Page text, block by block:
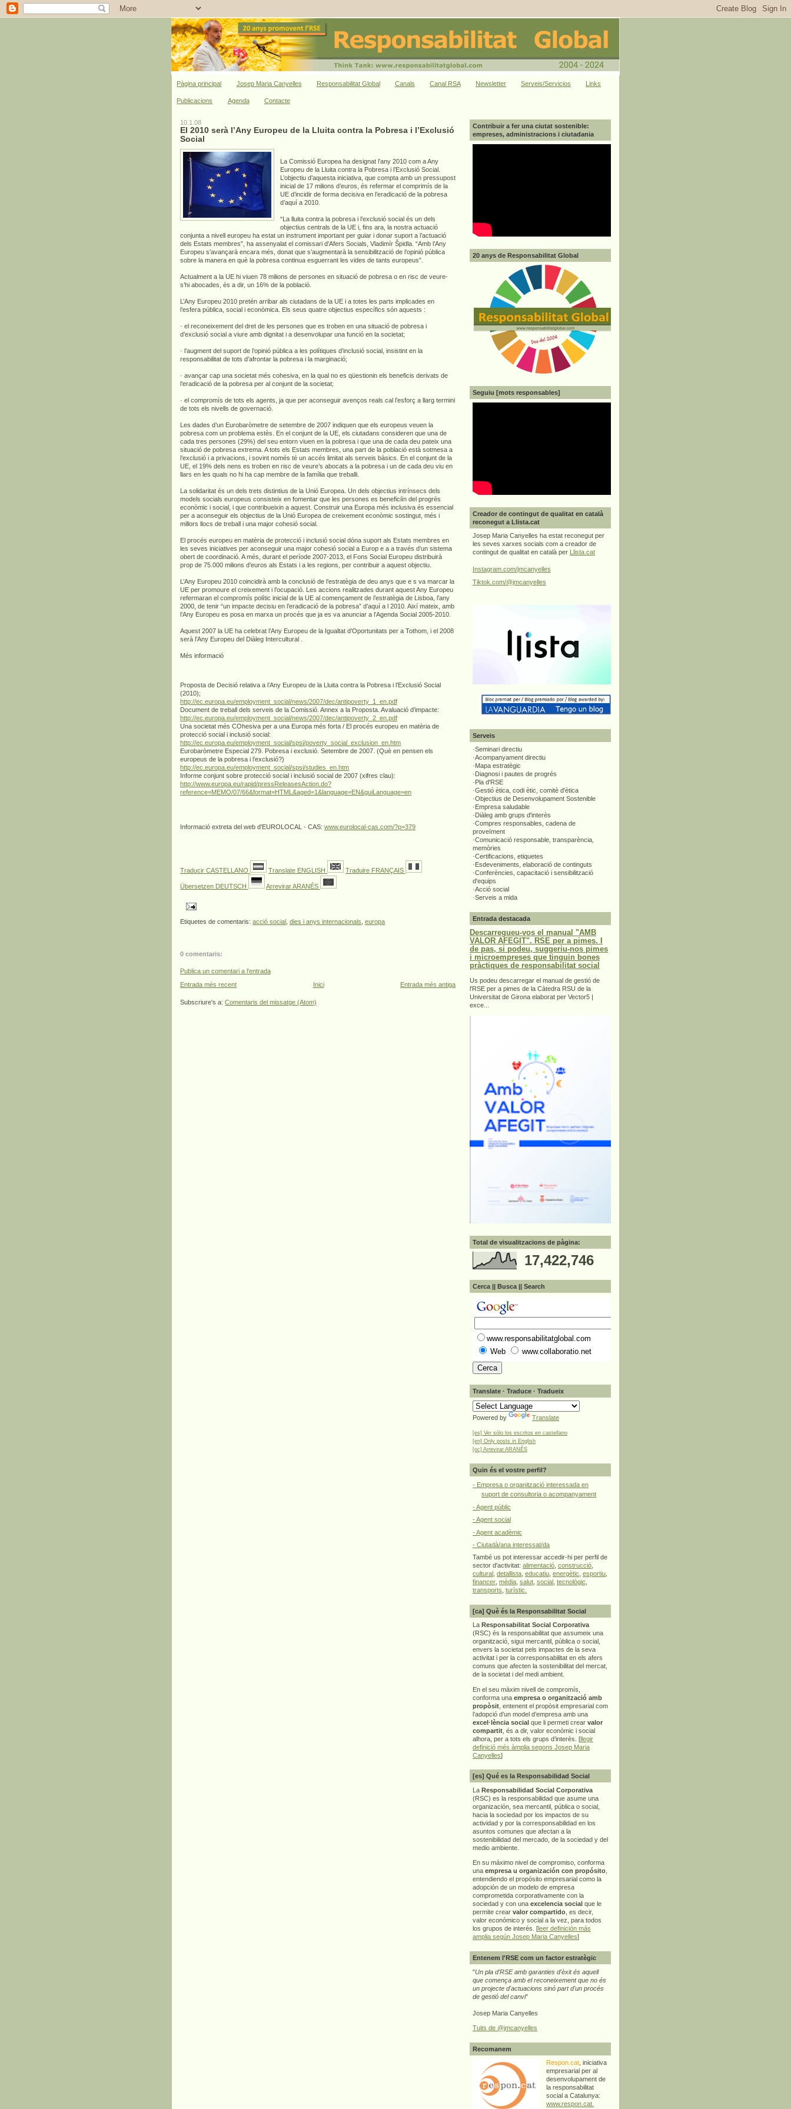
Pàgina principal Josep Maria Canyelles Responsabilitat Global Canals Canal RSA Newsletter Serveis/Servicios Links
Publicacions Agenda Contacte
10.1.08
El 2010 serà l’Any Europeu de la Lluita contra la Pobresa i l’Exclusió
Social
La Comissió Europea ha designat l’any 2010 com a Any
Europeu de la Lluita contra la Pobresa i l’Exclusió Social.
L’objectiu d’aquesta iniciativa, que compta amb un pressupost
inicial de 17 milions d’euros, és refermar el comprimís de la
UE d’incidir de forma decisiva en l’eradicació de la pobresa
d’aquí a 2010.
“La lluita contra la pobresa i l’exclusió social és un dels
objectius centrals de la UE i, fins ara, la nostra actuació
conjunta a nivell europeu ha estat un instrument important per guiar i donar suport a l’actuació
dels Estats membres”, ha assenyalat el comissari d’Afers Socials, Vladimír Špidla. “Amb l’Any
Europeu s’avançarà encara més, donat que s’augmentarà la sensibilització de l’opinió pública
sobre la manera en què la pobresa continua esguerrant les vides de tants europeus”.
Actualment a la UE hi viuen 78 milions de persones en situació de pobresa o en risc de veure-
s’hi abocades, és a dir, un 16% de la població.
L’Any Europeu 2010 pretén arribar als ciutadans de la UE i a totes les parts implicades en
l’esfera pública, social i econòmica. Els seus quatre objectius específics són aquests :
· el reconeixement del dret de les persones que es troben en una situació de pobresa i
d’exclusió social a viure amb dignitat i a desenvolupar una funció en la societat;
· l’augment del suport de l’opinió pública a les polítiques d’inclusió social, insistint en la
responsabilitat de tots d’afrontar la pobresa i la marginació;
· avançar cap una societat més cohesiva, en la qual no es qüestionin els beneficis derivats de
l’eradicació de la pobresa per al conjunt de la societat;
· el compromís de tots els agents, ja que per aconseguir avenços reals cal l’esforç a llarg termini
de tots els nivells de governació.
Les dades d’un Eurobaròmetre de setembre de 2007 indiquen que els europeus veuen la
pobresa com un problema estès. En el conjunt de la UE, els ciutadans consideren que una de
cada tres persones (29%) del seu entorn viuen en la pobresa i que una de cada deu pateix una
situació de pobresa extrema. A tots els Estats membres, una part de la població està sotmesa a
l’exclusió i a privacions, i sovint només té un accés limitat als serveis bàsics. En el conjunt de la
UE, el 19% dels nens es troben en risc de veure’s abocats a la pobresa i un de cada deu viu en
llars en les quals no hi ha cap membre de la família que treballi.
La solidaritat és un dels trets distintius de la Unió Europea. Un dels objectius intrínsecs dels
models socials europeus consisteix en fomentar que les persones es beneficiïn del progrés
econòmic i social, i que contribueixin a aquest. Construir una Europa més inclusiva és essencial
per a aconseguir els objectius de la Unió Europea de creixement econòmic sostingut, més i
millors llocs de treball i una major cohesió social.
El procés europeu en matèria de protecció i inclusió social dóna suport als Estats membres en
les seves iniciatives per aconseguir una major cohesió social a Europ e a a través d’un sistema
obert de coordinació. A més, durant el període 2007-2013, el Fons Social Europeu distribuirà
prop de 75.000 milions d’euros als Estats i a les regions, per contribuir a aquest objectiu.
L’Any Europeu 2010 coincidirà amb la conclusió de l’estratègia de deu anys que e s va marcar la
UE per promoure el creixement i l’ocupació. Les accions realitzades durant aquest Any Europeu
refermaran el compromís polític inicial de la UE al començament de l’estratègia de Lisboa, l’any
2000, de tenir “un impacte decisiu en l’eradicació de la pobresa” d’aquí a l 2010. Així mateix, amb
l’Any Europeu es posa en marxa un procés que ja es va anunciar a l’Agenda Social 2005-2010.
Aquest 2007 la UE ha celebrat l’Any Europeu de la Igualtat d’Oportunitats per a Tothom, i el 2008
serà l’Any Europeu del Diàleg Intercultural .
Més informació
Proposta de Decisió relativa a l’Any Europeu de la Lluita contra la Pobresa i l’Exclusió Social
(2010);
http://ec.europa.eu/employment_social/news/2007/dec/antipoverty_1_en.pdf
Document de treball dels serveis de la Comissió. Annex a la Proposta. Avaluació d’impacte:
http://ec.europa.eu/employment_social/news/2007/dec/antipoverty_2_en.pdf
Una societat més COhesiva per a una Europa més forta / El procés europeu en matèria de
protecció social i inclusió social:
http://ec.europa.eu/employment_social/spsi/poverty_social_exclusion_en.htm
Eurobaròmetre Especial 279. Pobresa i exclusió. Setembre de 2007. (Què en pensen els
europeus de la pobresa i l’exclusió?)
http://ec.europa.eu/employment_social/spsi/studies_en.htm
Informe conjunt sobre protecció social i inclusió social de 2007 (xifres clau):
http://www.europa.eu/rapid/pressReleasesAction.do?
reference=MEMO/07/66&format=HTML&aged=1&language=EN&guiLanguage=en
Informació extreta del web d'EUROLOCAL - CAS: www.eurolocal-cas.com/?p=379
Traducir CASTELLANO Translate ENGLISH Traduire FRANÇAIS
Übersetzen DEUTSCH Arrevirar ARANÉS
Etiquetes de comentaris: acció social dies i anys internacionals europa
0 comentaris:
Publica un comentari a l'entrada
Entrada més recent
Entrada més antiga
Inici
Subscriure's a: Comentaris del missatge (Atom)
Contribuir a fer una ciutat sostenible:
empreses, administracions i ciutadania
20 anys de Responsabilitat Global
Seguiu [mots responsables]
Creador de contingut de qualitat en català
reconegut a Llista.cat
Josep Maria Canyelles ha estat reconegut per
les seves xarxes socials com a creador de
contingut de qualitat en català per
Llista.cat
Instagram.com/jmcanyelles
Tiktok.com/@jmcanyelles
Serveis
·Seminari directiu
·Acompanyament directiu
·Mapa estratègic
·Diagnosi i pautes de progrés
·Pla d'RSE
·Gestió ètica, codi ètic, comitè d'ètica
·Objectius de Desenvolupament Sostenible
·Empresa saludable
·Diàleg amb grups d'interès
·Compres responsables, cadena de
proveïment
·Comunicació responsable, transparència,
memòries
·Certificacions, etiquetes
·Esdeveniments, elaboració de continguts
·Conferències, capacitació i sensibilització
d'equips
·Acció social
·Serveis a mida
Entrada destacada
Descarregueu-vos el manual "AMB
VALOR AFEGIT". RSE per a pimes. I
de pas, si podeu, suggeriu-nos pimes
i microempreses que tinguin bones
pràctiques de responsabilitat social
Us podeu descarregar el manual de gestió de
l'RSE per a pimes de la Càtedra RSU de la
Universitat de Girona elaborat per Vector5 |
exce...
Total de visualitzacions de pàgina:
17,422,746
Cerca || Busca || Search
www.responsabilitatglobal.com
Web
www.collaboratio.net
Translate · Traduce · Tradueix
Powered by Translate
[es] Ver sólo los escritos en castellano
[en] Only posts in English
[oc] Arrevirar ARANÉS
Quin és el vostre perfil?
- Empresa o organització interessada en
suport de consultoria o acompanyament
- Agent públic
- Agent social
- Agent acadèmic
- Ciutadà/ana interessat/da
També us pot interessar accedir-hi per perfil de
sector d'activitat: alimentació construcció
cultural detallista educatiu energètic esportiu
financer mèdia salut social tecnològic
transports turístic.
[ca] Què és la Responsabilitat Social
La Responsabilitat Social Corporativa
(RSC) és la responsabilitat que assumeix una
organització, sigui mercantil, pública o social,
envers la societat pels impactes de la seva
activitat i per la corresponsabilitat en els afers
comuns que afecten la sostenibilitat del mercat,
de la societat i del medi ambient.
En el seu màxim nivell de compromís,
conforma una empresa o organització amb
propòsit , entenent el propòsit empresarial com
l’adopció d’un model d’empresa amb una
excel·lència social que li permeti crear valor
compartit , és a dir, valor econòmic i social
alhora, per a tots els grups d’interès. [llegir
definició més àmplia segons Josep Maria
Canyelles]
[es] Qué es la Responsabilidad Social
La Responsabilidad Social Corporativa
(RSC) es la responsabilidad que asume una
organización, sea mercantil, pública o social,
hacia la sociedad por los impactos de su
actividad y por la corresponsabilidad en los
asuntos comunes que afectan a la
sostenibilidad del mercado, de la sociedad y del
medio ambiente.
En su máximo nivel de compromiso, conforma
una empresa u organización con propósito
entendiendo el propósito empresarial como la
adopción de un modelo de empresa
comprometida corporativamente con la
sociedad y con una excelencia social que le
permite crear valor compartido , es decir,
valor económico y social a la vez, para todos
los grupos de interés. [leer definición más
amplia según Josep Maria Canyelles]
Entenem l'RSE com un factor estratègic
"Un pla d'RSE amb garanties d'èxit és aquell
que comença amb el reconeixement que no és
un projecte d'actuacions sinó part d'un procés
de gestió del canvi"
Josep Maria Canyelles
Tuits de @jmcanyelles
Recomanem
Respon.cat , iniciativa
empresarial per al
desenvolupament de
la responsabilitat
social a Catalunya:
www.respon.cat.